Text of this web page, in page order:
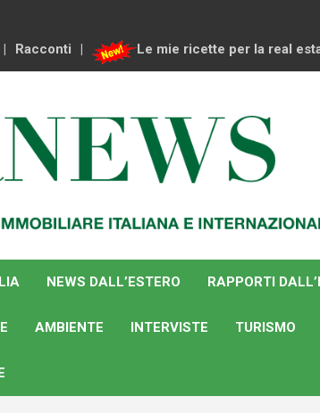
Racconti Le mie ricette per la real
NEWS DALL’ESTERO RAPPORTI
AMBIENTE INTERVISTE TURISMO